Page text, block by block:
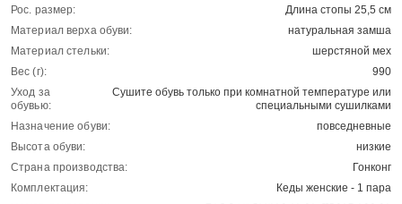
Рос. размер:
Длина стопы 25,5 см
Материал верха обуви:
натуральная замша
Материал стельки:
шерстяной мех
Вес (г):
990
Уход за
обувью:
Сушите обувь только при комнатной температуре или
специальными сушилками
Назначение обуви:
повседневные
Высота обуви:
низкие
Страна производства:
Гонконг
Комплектация:
Кеды женские - 1 пара